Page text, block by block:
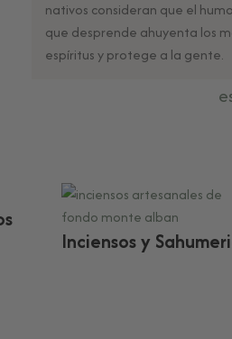
nativos consideran que el
que desprende ahuyenta los
espíritus y protege a la gente.
Inciensos y